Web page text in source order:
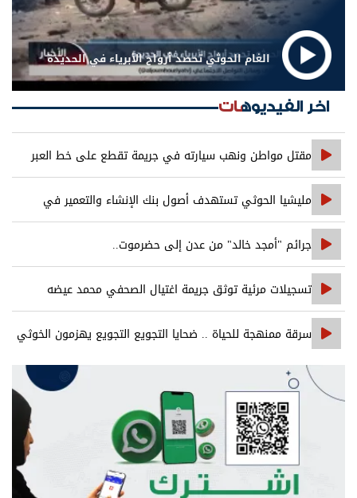
الغام الحوثي تحصد أرواح الأبرياء في الحديدة
اخر الفيديوهات
مقتل مواطن ونهب سيارته في جريمة تقطع على خط العبر
مليشيا الحوثي تستهدف أصول بنك الإنشاء والتعمير في
صنعاء
جرائم "أمجد خالد" من عدن إلى حضرموت..
تسجيلات مرئية توثق جريمة اغتيال الصحفي محمد عيضه
سرقة ممنهجة للحياة .. ضحايا التجويع التجويع يهزمون الخوثي